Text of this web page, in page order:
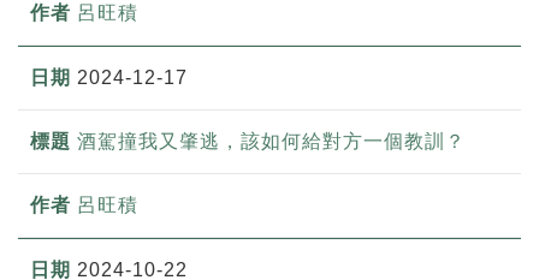
呂旺積
2024-12-17
酒駕撞我又肇逃，該如何給對方一個教訓？
呂旺積
2024-10-22